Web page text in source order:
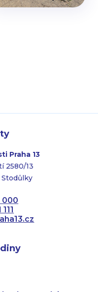
Praha 13
2580/13
Stodůlky
000